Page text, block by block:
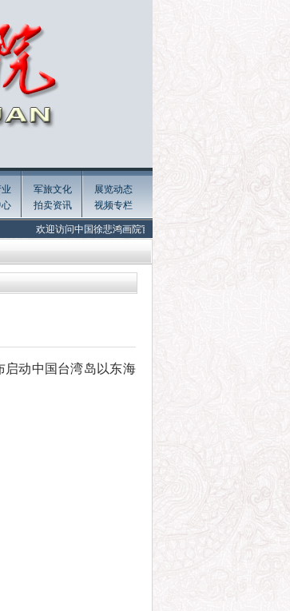
心
军旅文化
拍卖资讯
展览动态
视频专栏
欢迎访问中国徐悲鸿画院官网! Welcome to the official website of
动中国台湾岛以东海